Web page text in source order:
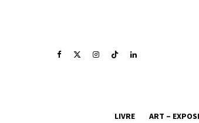
LIVRE ART –